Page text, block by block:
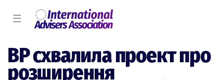
☰
ВР схвалила проект про
розширення